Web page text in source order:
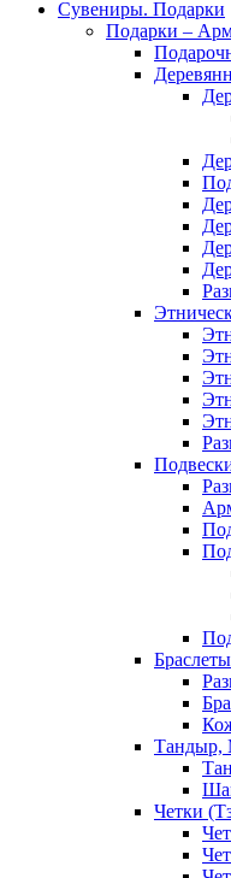
Сувениры. Подарки
Подарки –
Браслеты
Тандыр,
Четки